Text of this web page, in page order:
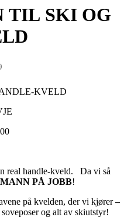
TIL SKI OG
KVELD
real handle-kveld. Da vi så
PÅ JOBB!
på kvelden, der vi kjører–
og alt av skiutstyr!